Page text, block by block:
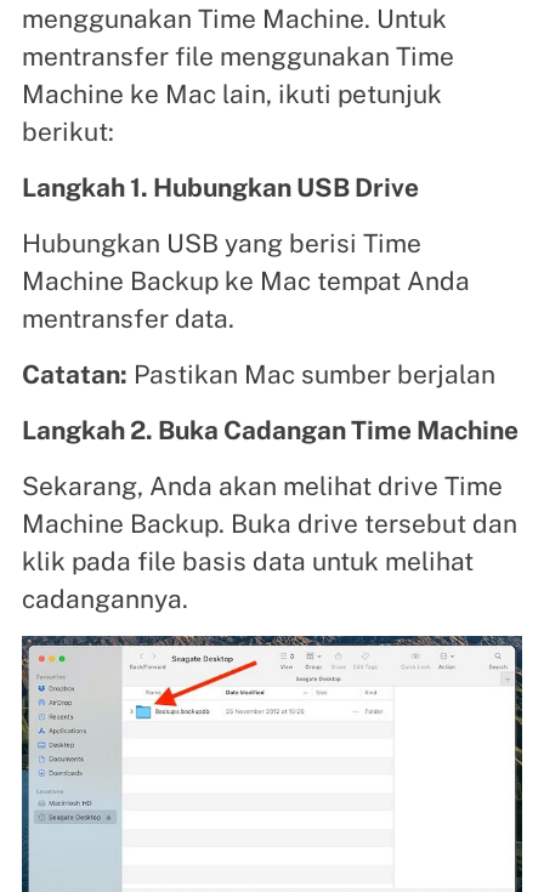
menggunakan Time Machine. Untuk
mentransfer file menggunakan Time
Machine ke Mac lain, ikuti petunjuk
berikut:
Langkah 1. Hubungkan USB Drive
Hubungkan USB yang berisi Time
Machine Backup ke Mac tempat Anda
mentransfer data.
Catatan: Pastikan Mac sumber berjalan
Langkah 2. Buka Cadangan Time Machine
Sekarang, Anda akan melihat drive Time
Machine Backup. Buka drive tersebut dan
klik pada file basis data untuk melihat
cadangannya.